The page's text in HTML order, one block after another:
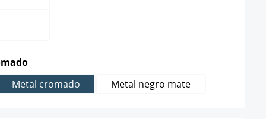
select
Metal cromado Metal negro mate